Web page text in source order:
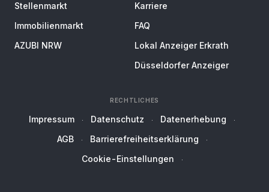
Stellenmarkt
Immobilienmarkt
AZUBI NRW
Karriere
FAQ
Lokal Anzeiger Erkrath
Düsseldorfer Anzeiger
RECHTLICHES
Impressum Datenschutz
Datenerhebung
AGB
Barrierefreiheitserklärung
Cookie-Einstellungen